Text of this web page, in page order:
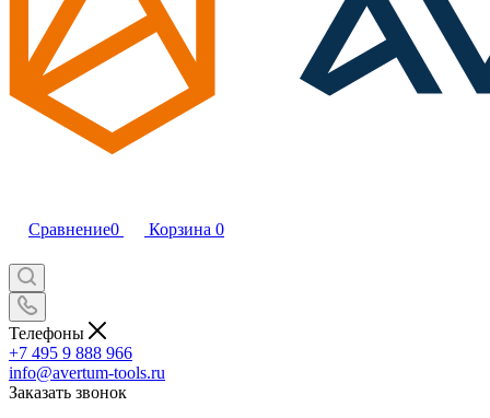
Сравнение0 Корзина 0
Телефоны
+7 495 9 888 966
info@avertum-tools.ru
Заказать звонок